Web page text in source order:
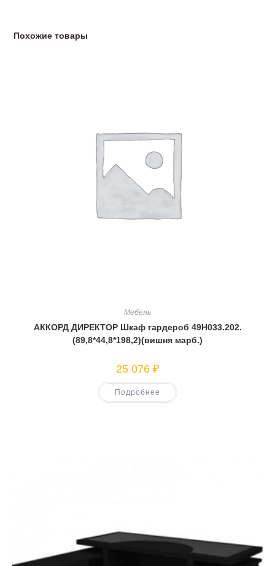
Похожие товары
Мебель
АККОРД ДИРЕКТОР Шкаф гардероб 49Н033.202.
(89,8*44,8*198,2)(вишня марб.)
25 076 ₽
Подробнее